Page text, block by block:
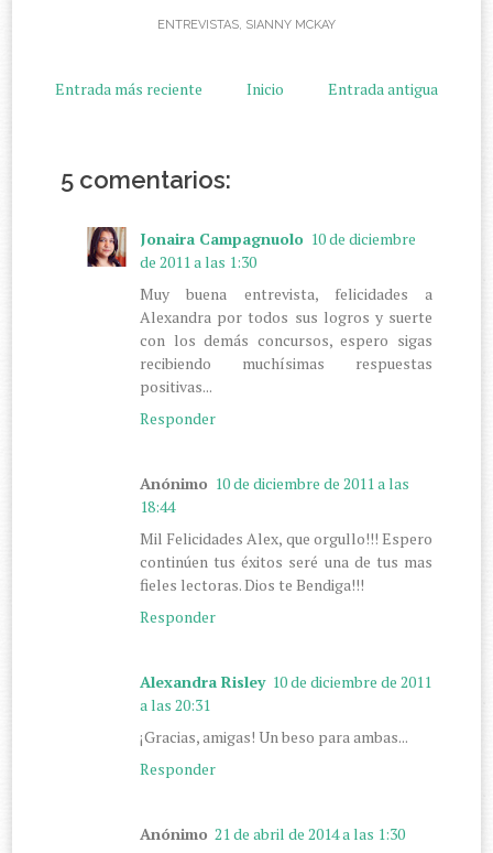
ENTREVISTAS, SIANNY MCKAY
Entrada más reciente Entrada antigua
Inicio
5 comentarios:
Jonaira Campagnuolo 10 de diciembre
de 2011 a las 1:30
Muy buena entrevista, felicidades a
Alexandra por todos sus logros y suerte
con los demás concursos, espero sigas
recibiendo muchísimas respuestas
positivas...
Responder
Anónimo 10 de diciembre de 2011 a las
18:44
Mil Felicidades Alex, que orgullo!!! Espero
continúen tus éxitos seré una de tus mas
fieles lectoras. Dios te Bendiga!!!
Responder
Alexandra Risley 10 de diciembre de 2011
a las 20:31
¡Gracias, amigas! Un beso para ambas...
Responder
Anónimo 21 de abril de 2014 a las 1:30